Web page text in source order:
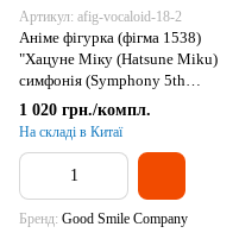
Артикул: afig-vocaloid-18-2
Аніме фігурка (фігма 1538)
"Хацуне Міку (Hatsune Miku)
симфонія (Symphony 5th
Anniversary Ver.)" - Вокалоїд
(Vocaloid) - копія, 10 см
1 020 грн./компл.
На складі в Китаї
Бренд Good Smile Company